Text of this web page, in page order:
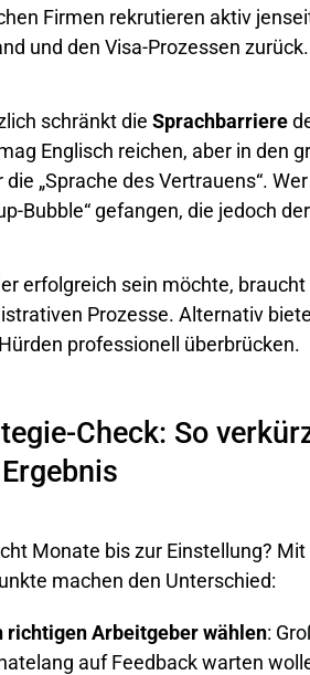
Firmen rekrutieren aktiv
und den Visa-Prozessen zurück.
schränkt die Sprachbarriere
Englisch reichen, aber in den
die „Sprache des Vertrauens“.
Bubble“ gefangen, die jedoch
erfolgreich sein möchte,
Prozesse. Alternativ
professionell überbrücken.
Check: So
Monate bis zur Einstellung?
machen den Unterschied:
richtigen Arbeitgeber wählen:
auf Feedback warten